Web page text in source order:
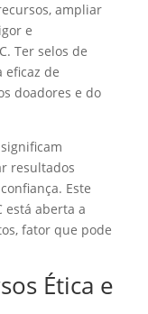
ampliar
e
Ter selos de
eficaz de
doadores e do
resultados
Este
está aberta a
fator que pode
Ética e